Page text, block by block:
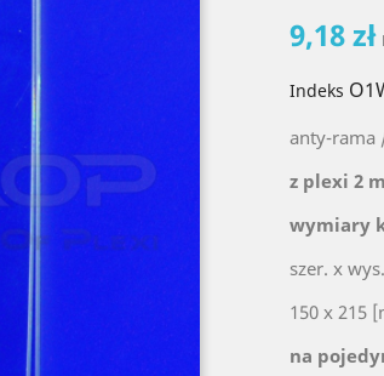
9,18 zł
Indeks
anty-rama
z plexi 2
wymiary
szer. x wys.
150 x 215
na